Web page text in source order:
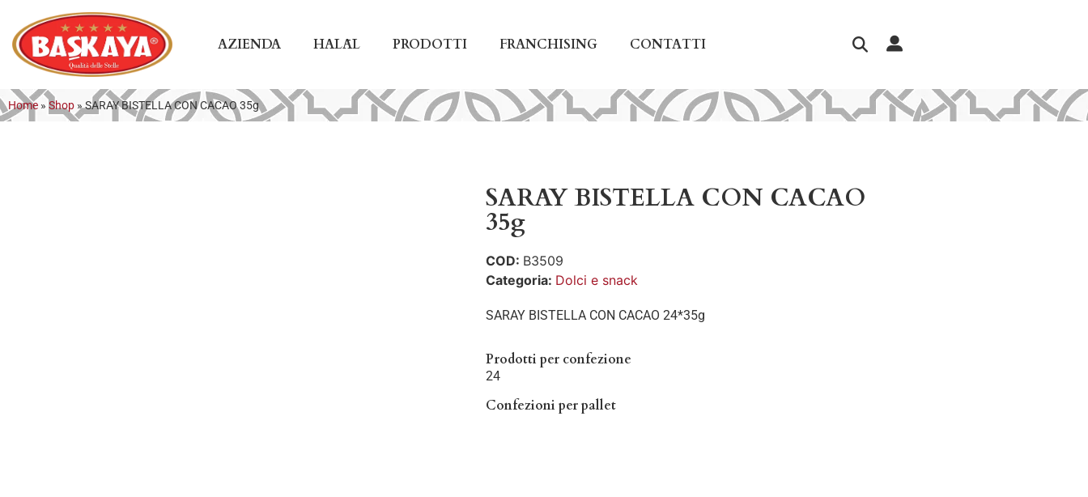
AZIENDA HALĀL PRODOTTI FRANCHISING CONTATTI
Home » Shop »SARAY BISTELLA CON CACAO 35g
SARAY BISTELLA CON CACAO
35g
COD: B3509
Categoria: Dolci e snack
SARAY BISTELLA CON CACAO 24*35g
Prodotti per confezione
24
Confezioni per pallet